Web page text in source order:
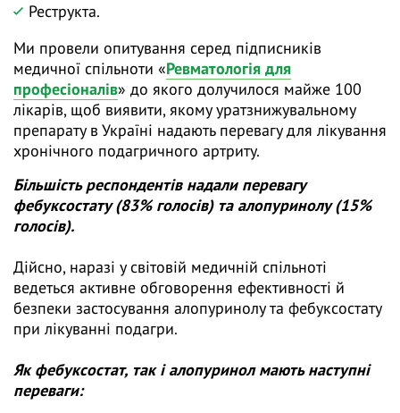
Реструкта.
Ми провели опитування серед підписників
медичної спільноти «Ревматологія для
професіоналів» до якого долучилося майже 100
лікарів, щоб виявити, якому уратзнижувальному
препарату в Україні надають перевагу для лікування
хронічного подагричного артриту.
Більшість респондентів надали перевагу
фебуксостату (83% голосів) та алопуринолу (15%
голосів).
Дійсно, наразі у світовій медичній спільноті
ведеться активне обговорення ефективності й
безпеки застосування алопуринолу та фебуксостату
при лікуванні подагри.
Як фебуксостат, так і алопуринол мають наступні
переваги: